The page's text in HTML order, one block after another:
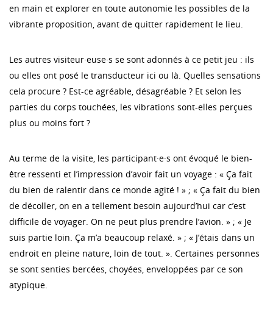
en main et explorer en toute autonomie les possibles de la
vibrante proposition, avant de quitter rapidement le lieu.
Les autres visiteur·euse·s se sont adonnés à ce petit jeu : ils
ou elles ont posé le transducteur ici ou là. Quelles sensations
cela procure ? Est-ce agréable, désagréable ? Et selon les
parties du corps touchées, les vibrations sont-elles perçues
plus ou moins fort ?
Au terme de la visite, les participant·e·s ont évoqué le bien-
être ressenti et l’impression d’avoir fait un voyage : « Ça fait
du bien de ralentir dans ce monde agité ! » ; « Ça fait du bien
de décoller, on en a tellement besoin aujourd’hui car c’est
difficile de voyager. On ne peut plus prendre l’avion. » ; « Je
suis partie loin. Ça m’a beaucoup relaxé. » ; « J’étais dans un
endroit en pleine nature, loin de tout. ». Certaines personnes
se sont senties bercées, choyées, enveloppées par ce son
atypique.